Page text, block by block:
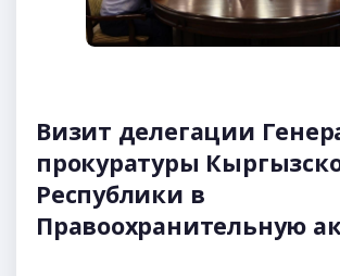
Визит делегации
прокуратуры
Республики в
Правоохранительную